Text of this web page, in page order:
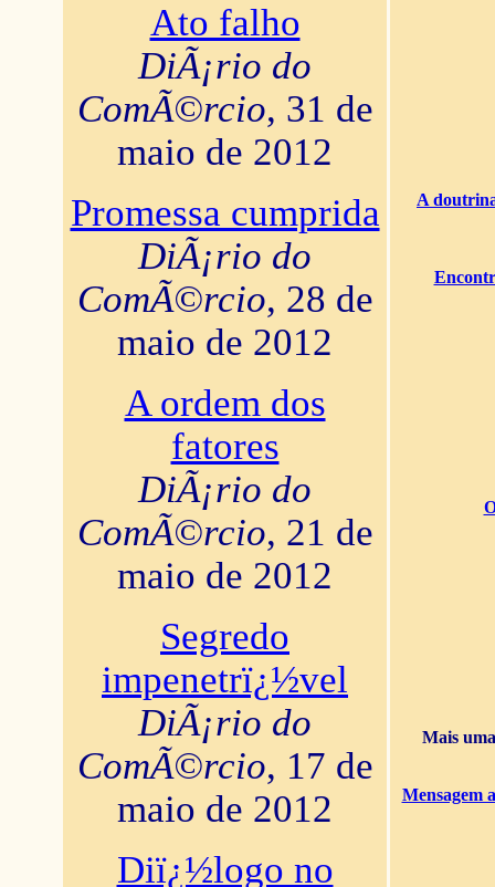
Ato falho
DiÃ¡rio do
ComÃ©rcio, 31 de
maio de 2012
Promessa cumprida
DiÃ¡rio do
ComÃ©rcio, 28 de
maio de 2012
A ordem dos
fatores
DiÃ¡rio do
ComÃ©rcio, 21 de
maio de 2012
Segredo
impenetrï¿½vel
DiÃ¡rio do
ComÃ©rcio, 17 de
maio de 2012
Diï¿½logo no
A
Mais
Mensagem